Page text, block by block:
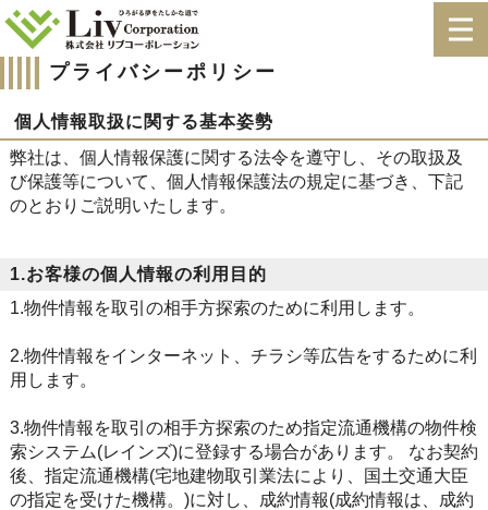
プライバシーポリシー
個人情報取扱に関する基本姿勢
弊社は、個人情報保護に関する法令を遵守し、その取扱及
び保護等について、個人情報保護法の規定に基づき、下記
のとおりご説明いたします。
1.お客様の個人情報の利用目的
1.物件情報を取引の相手方探索のために利用します。
2.物件情報をインターネット、チラシ等広告をするために利
用します。
3.物件情報を取引の相手方探索のため指定流通機構の物件検
索システム(レインズ)に登録する場合があります。 なお契約
後、指定流通機構(宅地建物取引業法により、国土交通大臣
の指定を受けた機構。)に対し、成約情報(成約情報は、成約